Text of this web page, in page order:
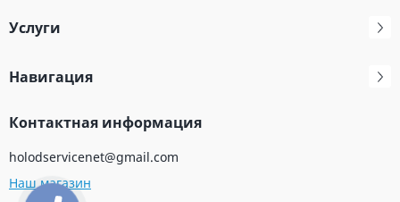
Услуги
Навигация
Контактная информация
holodservicenet@gmail.com
Наш магазин